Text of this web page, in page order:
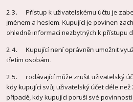
2.3. Přístup k uživatelskému účtu je
jménem a heslem. Kupující je povinen
ohledně informací nezbytných k přístupu
2.4. Kupující není oprávněn umožnit
třetím osobám.
2.5. rodávající může zrušit uživatelský
kdy kupující svůj uživatelský účet déle než
případě, kdy kupující poruší své